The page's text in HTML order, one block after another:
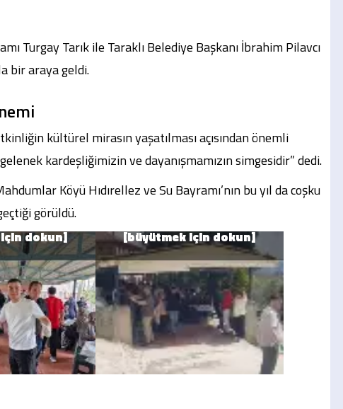
Turgay Tarık ile Taraklı Belediye Başkanı İbrahim Pilavcı
bir araya geldi.
kültürel mirasın yaşatılması açısından önemli
kardeşliğimizin ve dayanışmamızın simgesidir” dedi.
Köyü Hıdırellez ve Su Bayramı’nın bu yıl da coşku
görüldü.